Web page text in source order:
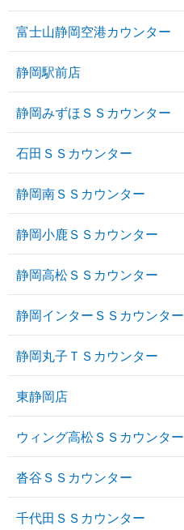
富士山静岡空港カウンター
静岡駅前店
静岡みずほＳＳカウンター
石田ＳＳカウンター
静岡南ＳＳカウンター
静岡小鹿ＳＳカウンター
静岡高松ＳＳカウンター
静岡インターＳＳカウンター
静岡丸子ＴＳカウンター
東静岡店
ウィング高松ＳＳカウンター
沓谷ＳＳカウンター
千代田ＳＳカウンター